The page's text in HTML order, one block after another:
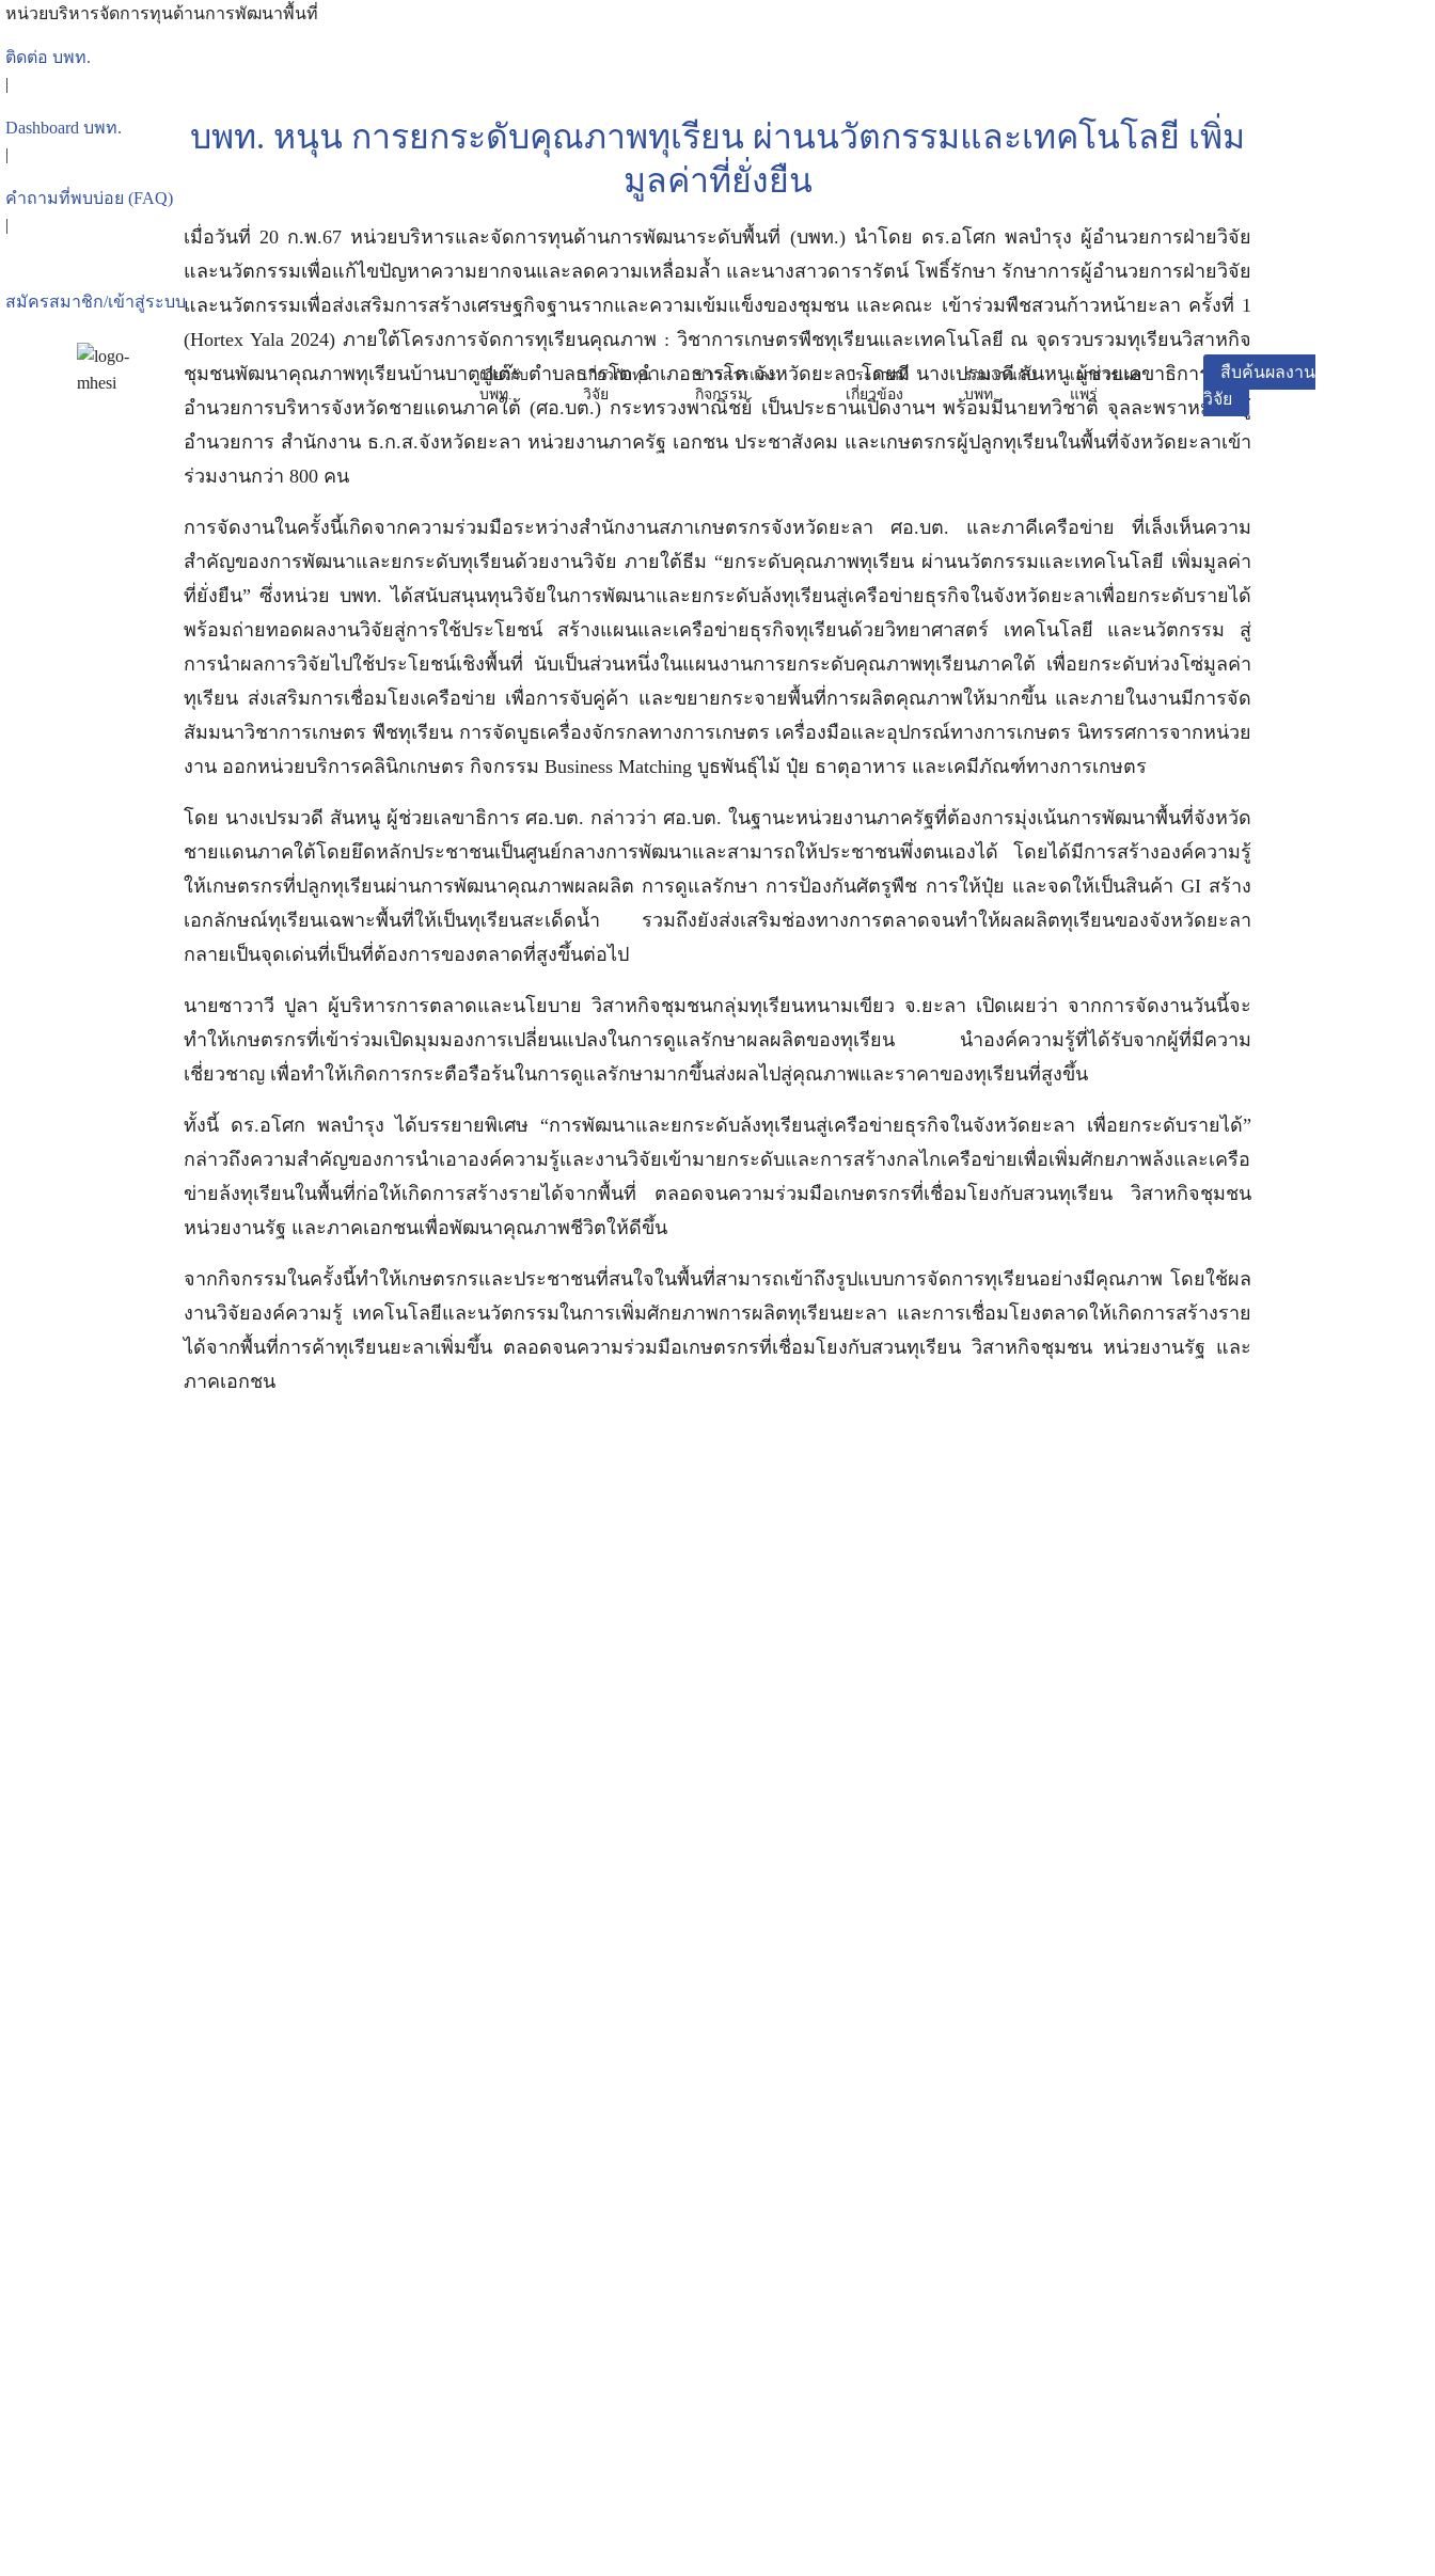
Skip
content
หน่วยบริหารจัดการทุนด้านการพัฒนาพื้นที่
ติดต่อ บพท.
|
Dashboard บพท.
|
คำถามที่พบบ่อย (FAQ)
|
สมัครสมาชิก/เข้าสู่ระบบ
เกี่ยวกับ
บพท.
เกี่ยวกับทุน
วิจัย
ข่าวสารและ
กิจกรรม
ประกาศที่
เกี่ยวข้อง
ร่วมงานกับ
บพท.
เอกสารเผย
แพร่
สืบค้นผลงาน
วิจัย
for:
บพท. หนุน การยกระดับคุณภาพทุเรียน ผ่านนวัตกรรมและเทคโนโลยี เพิ่ม
มูลค่าที่ยั่งยืน
เมื่อวันที่ 20 ก.พ.67 หน่วยบริหารและจัดการทุนด้านการพัฒนาระดับพื้นที่ (บพท.) นำโดย ดร.อโศก พลบำรุง ผู้อำนวยการฝ่ายวิจัย
และนวัตกรรมเพื่อแก้ไขปัญหาความยากจนและลดความเหลื่อมล้ำ และนางสาวดารารัตน์ โพธิ์รักษา รักษาการผู้อำนวยการฝ่ายวิจัย
และนวัตกรรมเพื่อส่งเสริมการสร้างเศรษฐกิจฐานรากและความเข้มแข็งของชุมชน และคณะ เข้าร่วมพืชสวนก้าวหน้ายะลา ครั้งที่ 1
(Hortex Yala 2024) ภายใต้โครงการจัดการทุเรียนคุณภาพ : วิชาการเกษตรพืชทุเรียนและเทคโนโลยี ณ จุดรวบรวมทุเรียนวิสาหกิจ
ชุมชนพัฒนาคุณภาพทุเรียนบ้านบาตูปูเต๊ะ ตำบลธารโต อำเภอธารโต จังหวัดยะลา โดยมี นางเปรมวดี สันหนู ผู้ช่วยเลขาธิการ ศูนย์
อำนวยการบริหารจังหวัดชายแดนภาคใต้ (ศอ.บต.) กระทรวงพาณิชย์ เป็นประธานเปิดงานฯ พร้อมมีนายทวิชาติ จุลละพราหมณ์ ผู้
อำนวยการ สำนักงาน ธ.ก.ส.จังหวัดยะลา หน่วยงานภาครัฐ เอกชน ประชาสังคม และเกษตรกรผู้ปลูกทุเรียนในพื้นที่จังหวัดยะลาเข้า
ร่วมงานกว่า 800 คน
การจัดงานในครั้งนี้เกิดจากความร่วมมือระหว่างสำนักงานสภาเกษตรกรจังหวัดยะลา ศอ.บต. และภาคีเครือข่าย ที่เล็งเห็นความ
สำคัญของการพัฒนาและยกระดับทุเรียนด้วยงานวิจัย ภายใต้ธีม “ยกระดับคุณภาพทุเรียน ผ่านนวัตกรรมและเทคโนโลยี เพิ่มมูลค่า
ที่ยั่งยืน” ซึ่งหน่วย บพท. ได้สนับสนุนทุนวิจัยในการพัฒนาและยกระดับล้งทุเรียนสู่เครือข่ายธุรกิจในจังหวัดยะลาเพื่อยกระดับรายได้
พร้อมถ่ายทอดผลงานวิจัยสู่การใช้ประโยชน์ สร้างแผนและเครือข่ายธุรกิจทุเรียนด้วยวิทยาศาสตร์ เทคโนโลยี และนวัตกรรม สู่
การนำผลการวิจัยไปใช้ประโยชน์เชิงพื้นที่ นับเป็นส่วนหนึ่งในแผนงานการยกระดับคุณภาพทุเรียนภาคใต้ เพื่อยกระดับห่วงโซ่มูลค่า
ทุเรียน ส่งเสริมการเชื่อมโยงเครือข่าย เพื่อการจับคู่ค้า และขยายกระจายพื้นที่การผลิตคุณภาพให้มากขึ้น และภายในงานมีการจัด
สัมมนาวิชาการเกษตร พืชทุเรียน การจัดบูธเครื่องจักรกลทางการเกษตร เครื่องมือและอุปกรณ์ทางการเกษตร นิทรรศการจากหน่วย
งาน ออกหน่วยบริการคลินิกเกษตร กิจกรรม Business Matching บูธพันธุ์ไม้ ปุ๋ย ธาตุอาหาร และเคมีภัณฑ์ทางการเกษตร
โดย นางเปรมวดี สันหนู ผู้ช่วยเลขาธิการ ศอ.บต. กล่าวว่า ศอ.บต. ในฐานะหน่วยงานภาครัฐที่ต้องการมุ่งเน้นการพัฒนาพื้นที่จังหวัด
ชายแดนภาคใต้โดยยึดหลักประชาชนเป็นศูนย์กลางการพัฒนาและสามารถให้ประชาชนพึ่งตนเองได้ โดยได้มีการสร้างองค์ความรู้
ให้เกษตรกรที่ปลูกทุเรียนผ่านการพัฒนาคุณภาพผลผลิต การดูแลรักษา การป้องกันศัตรูพืช การให้ปุ๋ย และจดให้เป็นสินค้า GI สร้าง
เอกลักษณ์ทุเรียนเฉพาะพื้นที่ให้เป็นทุเรียนสะเด็ดน้ำ รวมถึงยังส่งเสริมช่องทางการตลาดจนทำให้ผลผลิตทุเรียนของจังหวัดยะลา
กลายเป็นจุดเด่นที่เป็นที่ต้องการของตลาดที่สูงขึ้นต่อไป
นายซาวาวี ปูลา ผู้บริหารการตลาดและนโยบาย วิสาหกิจชุมชนกลุ่มทุเรียนหนามเขียว จ.ยะลา เปิดเผยว่า จากการจัดงานวันนี้จะ
ทำให้เกษตรกรที่เข้าร่วมเปิดมุมมองการเปลี่ยนแปลงในการดูแลรักษาผลผลิตของทุเรียน นำองค์ความรู้ที่ได้รับจากผู้ที่มีความ
เชี่ยวชาญ เพื่อทำให้เกิดการกระตือรือร้นในการดูแลรักษามากขึ้นส่งผลไปสู่คุณภาพและราคาของทุเรียนที่สูงขึ้น
ทั้งนี้ ดร.อโศก พลบำรุง ได้บรรยายพิเศษ “การพัฒนาและยกระดับล้งทุเรียนสู่เครือข่ายธุรกิจในจังหวัดยะลา เพื่อยกระดับรายได้”
กล่าวถึงความสำคัญของการนำเอาองค์ความรู้และงานวิจัยเข้ามายกระดับและการสร้างกลไกเครือข่ายเพื่อเพิ่มศักยภาพล้งและเครือ
ข่ายล้งทุเรียนในพื้นที่ก่อให้เกิดการสร้างรายได้จากพื้นที่ ตลอดจนความร่วมมือเกษตรกรที่เชื่อมโยงกับสวนทุเรียน วิสาหกิจชุมชน
หน่วยงานรัฐ และภาคเอกชนเพื่อพัฒนาคุณภาพชีวิตให้ดีขึ้น
จากกิจกรรมในครั้งนี้ทำให้เกษตรกรและประชาชนที่สนใจในพื้นที่สามารถเข้าถึงรูปแบบการจัดการทุเรียนอย่างมีคุณภาพ โดยใช้ผล
งานวิจัยองค์ความรู้ เทคโนโลยีและนวัตกรรมในการเพิ่มศักยภาพการผลิตทุเรียนยะลา และการเชื่อมโยงตลาดให้เกิดการสร้างราย
ได้จากพื้นที่การค้าทุเรียนยะลาเพิ่มขึ้น ตลอดจนความร่วมมือเกษตรกรที่เชื่อมโยงกับสวนทุเรียน วิสาหกิจชุมชน หน่วยงานรัฐ และ
ภาคเอกชน